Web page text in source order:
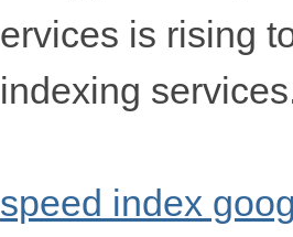
ervices is rising
indexing
speed index